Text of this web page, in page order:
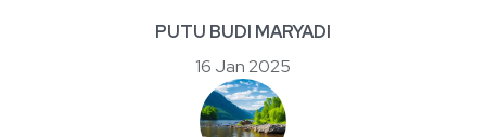
PUTU BUDI MARYADI
16 Jan 2025